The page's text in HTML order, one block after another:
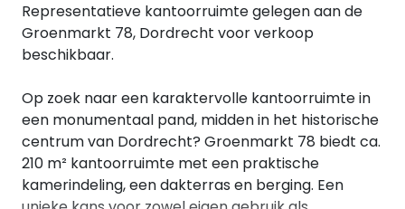
Representatieve kantoorruimte gelegen aan de
Groenmarkt 78, Dordrecht voor verkoop
beschikbaar.
Op zoek naar een karaktervolle kantoorruimte in
een monumentaal pand, midden in het historische
centrum van Dordrecht? Groenmarkt 78 biedt ca.
210 m² kantoorruimte met een praktische
kamerindeling, een dakterras en berging. Een